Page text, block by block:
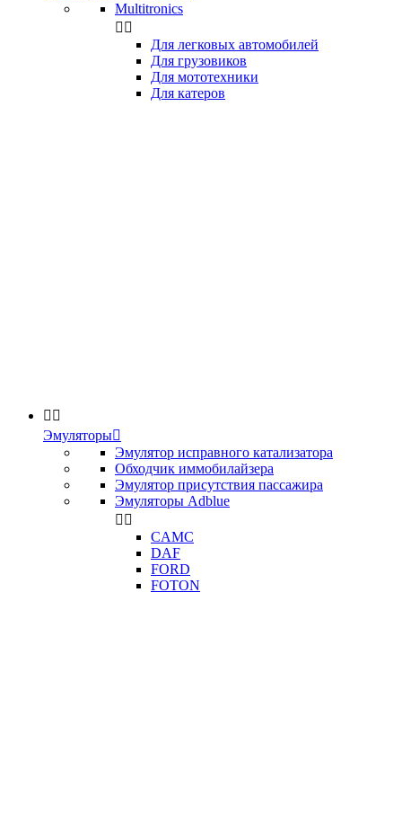
Multitronics
 
Для легковых автомобилей
Для грузовиков
Для мототехники
Для катеров
 
Эмуляторы
Эмулятор исправного катализатора
Обходчик иммобилайзера
Эмулятор присутствия пассажира
Эмуляторы Adblue
 
CAMC
DAF
FORD
FOTON